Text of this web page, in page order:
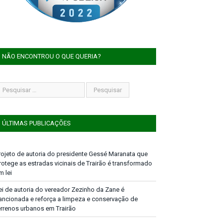
NÃO ENCONTROU O QUE QUERIA?
ÚLTIMAS PUBLICAÇÕES
de autoria do presidente Gessé Maranata que
as estradas vicinais de Trairão é transformado
lei
de autoria do vereador Zezinho da Zane é
e reforça a limpeza e conservação de
urbanos em Trairão